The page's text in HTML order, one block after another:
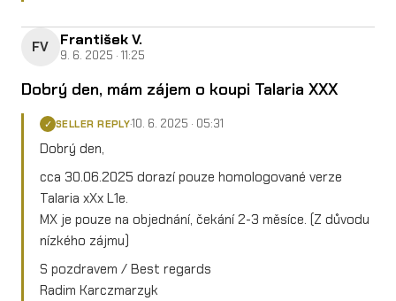
FV František V.
9. 6. 2025 · 11:25
Dobrý den, mám zájem o koupi Talaria XXX
✓ SELLER REPLY·10. 6. 2025 · 05:31
Dobrý den,
cca 30.06.2025 dorazí pouze homologované verze
Talaria xXx L1e.
MX je pouze na objednání, čekání 2-3 měsíce. (Z důvodu
nízkého zájmu)
S pozdravem / Best regards
Radim Karczmarzyk